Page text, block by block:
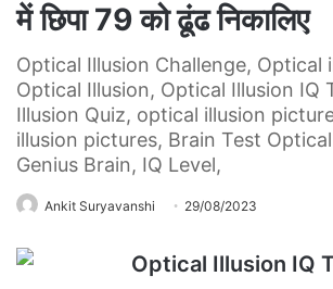
में छिपा 79 को ढूंढ निकालिए
Optical Illusion Challenge, Optical
Optical Illusion, Optical Illusion IQ
Illusion Quiz, optical illusion
illusion pictures, Brain Test
Genius Brain, IQ Level,
Ankit Suryavanshi 29/08/2023